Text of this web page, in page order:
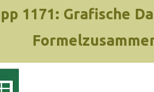
1171: Grafische